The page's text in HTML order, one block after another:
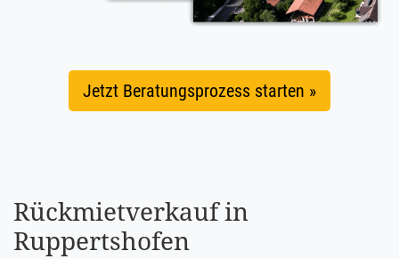
Jetzt Beratungsprozess starten »
Rückmietverkauf in
Ruppertshofen